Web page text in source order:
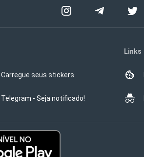
Carregue seus stickers
Telegram - Seja notificado!
Links